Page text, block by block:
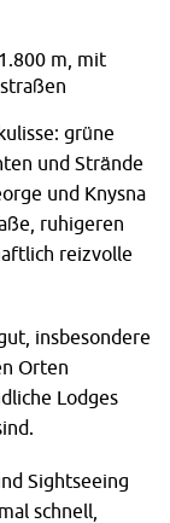
m, mit
grüne
und Strände
und Knysna
ruhigeren
reizvolle
insbesondere
Orten
Lodges
Sightseeing
schnell,